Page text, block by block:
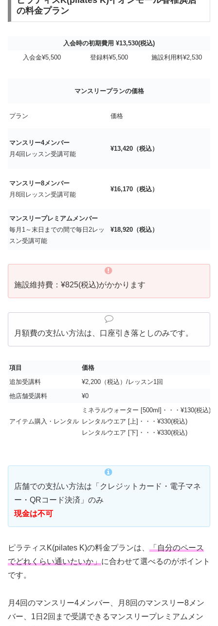
の料金プラン
入会時の初期費用 ¥13,530(税込)
入会金¥5,500
登録料¥5,500 施設利用料¥2,530
マンスリープランの価格
プラン 価格
マンスリー4メンバー
月4回レッスン受講可能
¥13,420（税込）
マンスリー8メンバー
月8回レッスン受講可能
¥16,170（税込）
マンスリープレミアムメンバー
毎月1～末日までの間で毎日2レッ
スン受講可能
¥18,920（税込）
施設維持費：¥825(税込)がかかります
月額費の支払い方法は、口座引き落としのみです。
項目
価格
追加受講料
¥2,200（税込）/レッスン1回
他店舗受講料
¥0
アイテム購入・レンタル
ミネラルウォーター [500ml]・・・¥130(税込)
レンタルウエア [上]・・・¥330(税込)
レンタルウエア [下]・・・¥330(税込)
店舗での支払い方法は「クレジットカード・電子マネ
ー・QRコード決済」のみ
現金は不可
ピラティスK(pilates K)の料金プランは、 「自分のペース
でどれくらい通いたいか」に合わせて選べるのがポイント
です。
月4回のマンスリー4メンバー、月8回のマンスリー8メン
バー、1日2回まで受講できるマンスリープレミアムメン